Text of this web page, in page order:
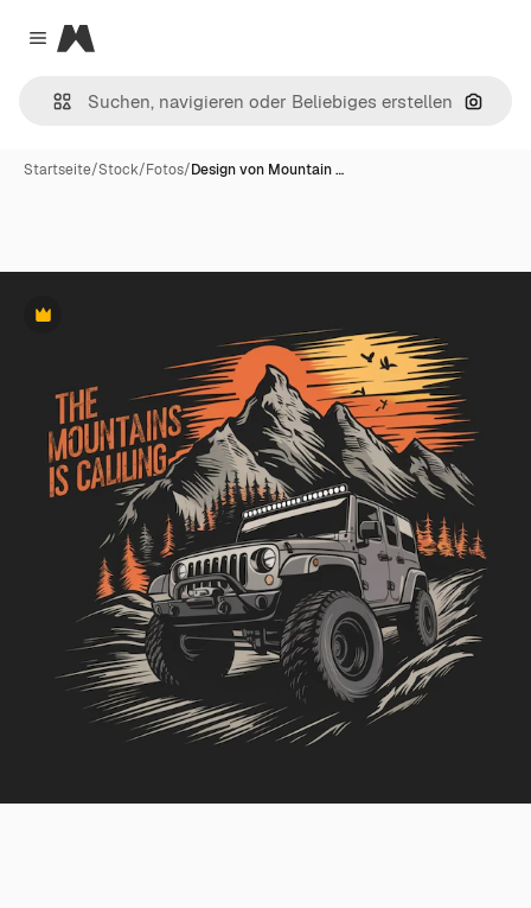
Close menu
Magnific
Nach
Startseite/Stock/Fotos/Design von Mountain …
Premium